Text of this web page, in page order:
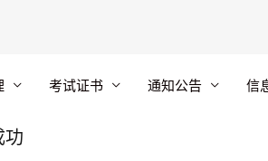
考试证书 通知公告 信
功